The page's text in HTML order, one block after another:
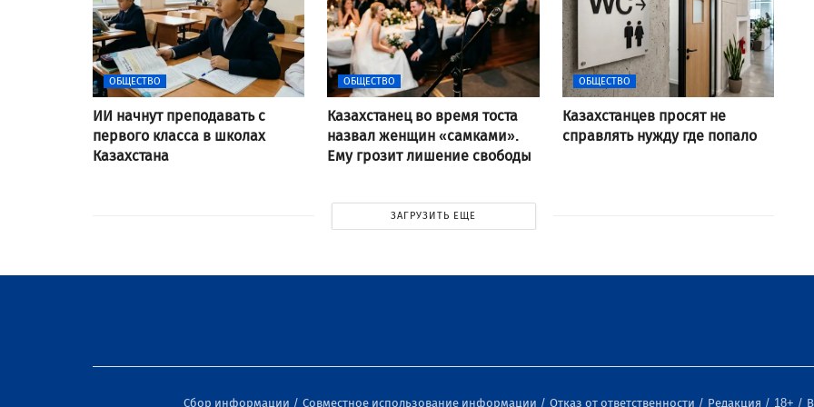
ОБЩЕСТВО
ИИ начнут преподавать с
первого класса в школах
Казахстана
ОБЩЕСТВО
Казахстанец во время тоста
назвал женщин «самками».
Ему грозит лишение свободы
ОБЩЕСТВО
Казахстанцев просят не
справлять нужду где попало
ЗАГРУЗИТЬ ЕЩЕ
Сбор информации Совместное использование информации Отказ от ответственности Редакция 18+